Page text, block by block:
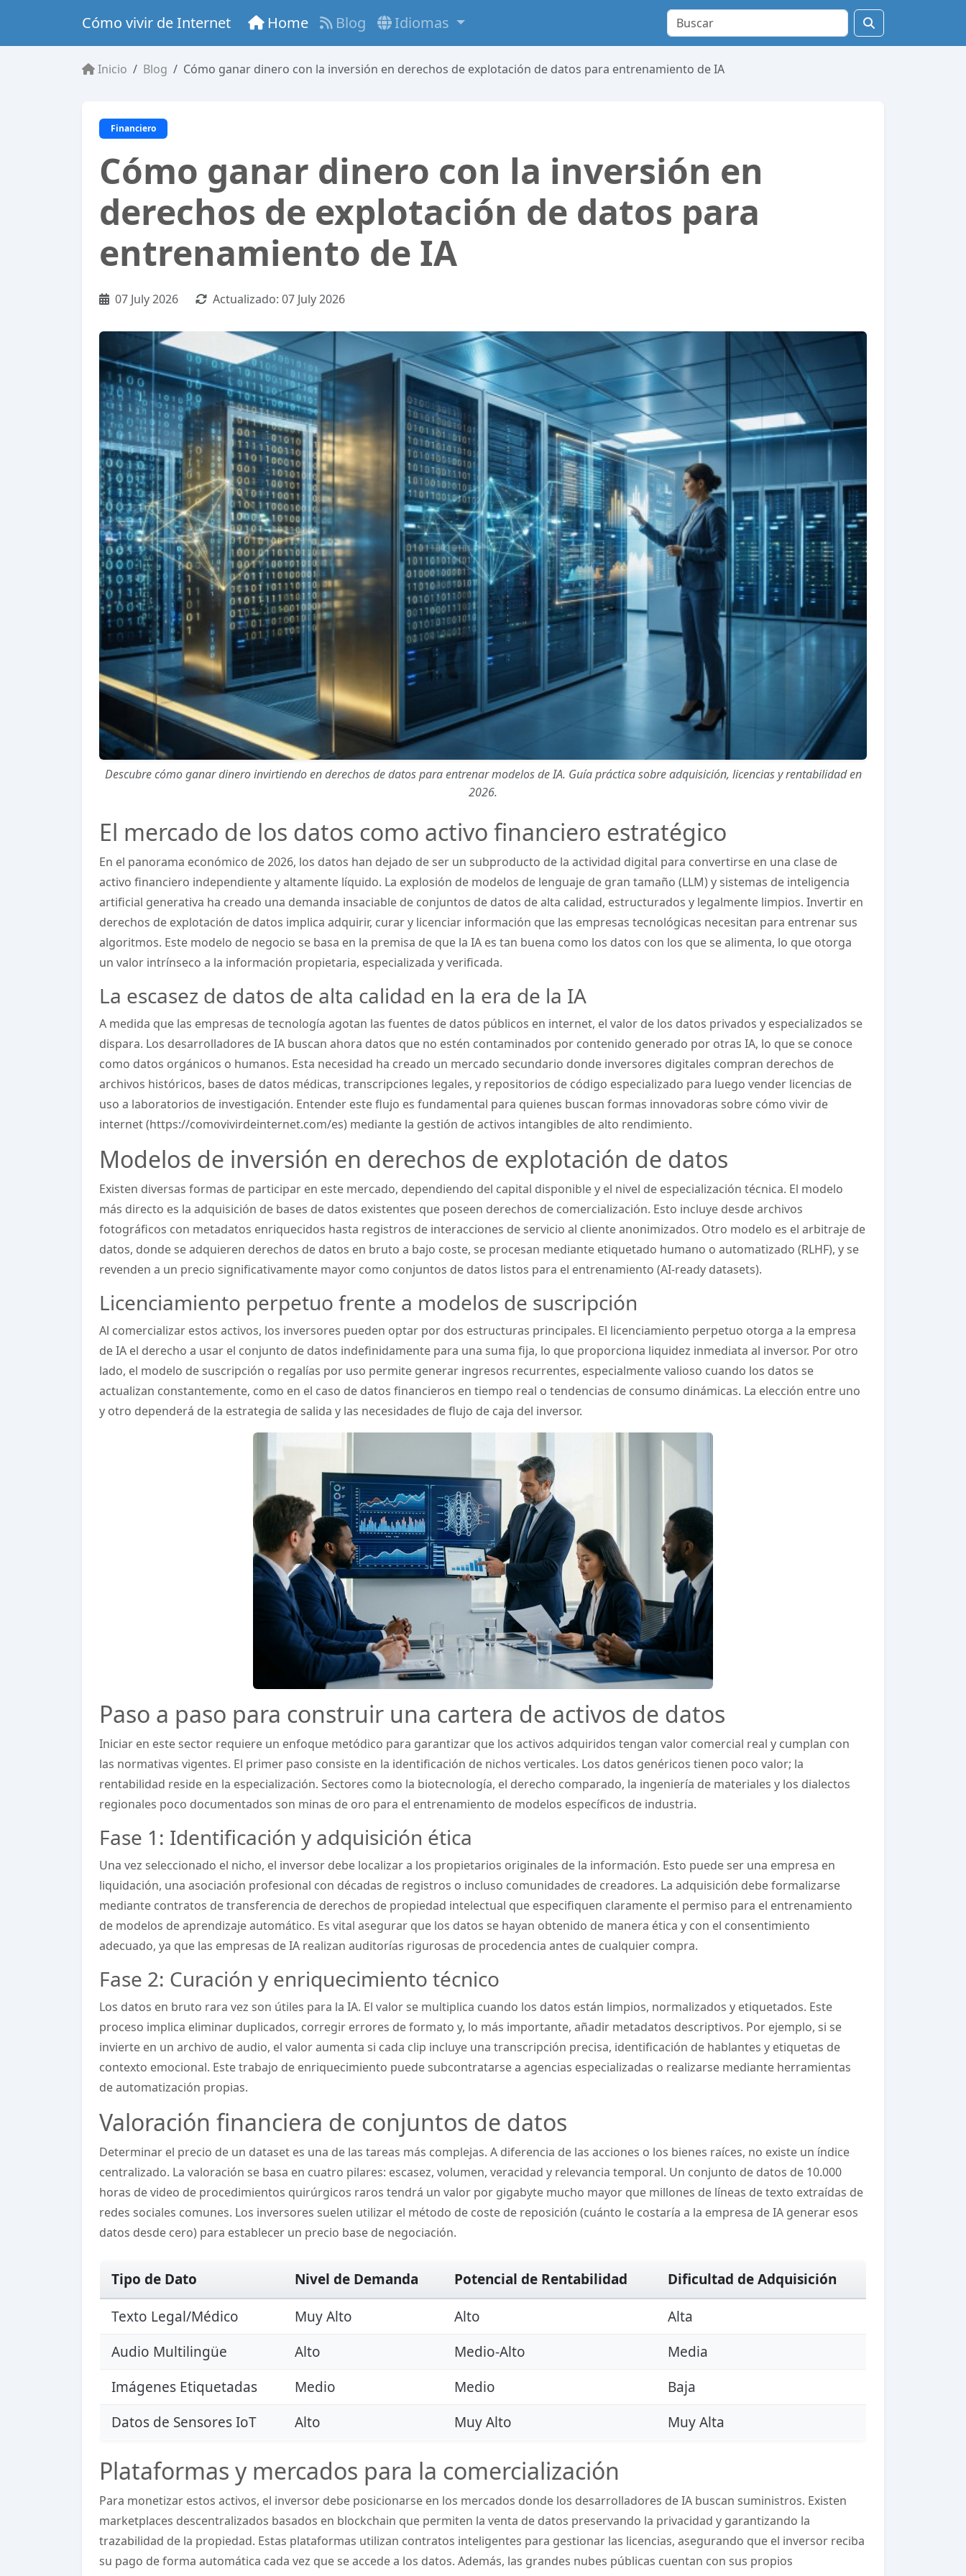
Cómo vivir de Internet Home Blog Idiomas
Inicio Blog Cómo ganar dinero con la inversión en derechos de explotación de datos para entrenamiento de IA
Financiero
Cómo ganar dinero con la inversión en
derechos de explotación de datos para
entrenamiento de IA
07 July 2026 Actualizado: 07 July 2026
Descubre cómo ganar dinero invirtiendo en derechos de datos para entrenar modelos de IA. Guía práctica sobre adquisición, licencias y rentabilidad en
2026.
El mercado de los datos como activo financiero estratégico
En el panorama económico de 2026, los datos han dejado de ser un subproducto de la actividad digital para convertirse en una clase de
activo financiero independiente y altamente líquido. La explosión de modelos de lenguaje de gran tamaño (LLM) y sistemas de inteligencia
artificial generativa ha creado una demanda insaciable de conjuntos de datos de alta calidad, estructurados y legalmente limpios. Invertir en
derechos de explotación de datos implica adquirir, curar y licenciar información que las empresas tecnológicas necesitan para entrenar sus
algoritmos. Este modelo de negocio se basa en la premisa de que la IA es tan buena como los datos con los que se alimenta, lo que otorga
un valor intrínseco a la información propietaria, especializada y verificada.
La escasez de datos de alta calidad en la era de la IA
A medida que las empresas de tecnología agotan las fuentes de datos públicos en internet, el valor de los datos privados y especializados se
dispara. Los desarrolladores de IA buscan ahora datos que no estén contaminados por contenido generado por otras IA, lo que se conoce
como datos orgánicos o humanos. Esta necesidad ha creado un mercado secundario donde inversores digitales compran derechos de
archivos históricos, bases de datos médicas, transcripciones legales, y repositorios de código especializado para luego vender licencias de
uso a laboratorios de investigación. Entender este flujo es fundamental para quienes buscan formas innovadoras sobre cómo vivir de
internet (https://comovivirdeinternet.com/es) mediante la gestión de activos intangibles de alto rendimiento.
Modelos de inversión en derechos de explotación de datos
Existen diversas formas de participar en este mercado, dependiendo del capital disponible y el nivel de especialización técnica. El modelo
más directo es la adquisición de bases de datos existentes que poseen derechos de comercialización. Esto incluye desde archivos
fotográficos con metadatos enriquecidos hasta registros de interacciones de servicio al cliente anonimizados. Otro modelo es el arbitraje de
datos, donde se adquieren derechos de datos en bruto a bajo coste, se procesan mediante etiquetado humano o automatizado (RLHF), y se
revenden a un precio significativamente mayor como conjuntos de datos listos para el entrenamiento (AI-ready datasets).
Licenciamiento perpetuo frente a modelos de suscripción
Al comercializar estos activos, los inversores pueden optar por dos estructuras principales. El licenciamiento perpetuo otorga a la empresa
de IA el derecho a usar el conjunto de datos indefinidamente para una suma fija, lo que proporciona liquidez inmediata al inversor. Por otro
lado, el modelo de suscripción o regalías por uso permite generar ingresos recurrentes, especialmente valioso cuando los datos se
actualizan constantemente, como en el caso de datos financieros en tiempo real o tendencias de consumo dinámicas. La elección entre uno
y otro dependerá de la estrategia de salida y las necesidades de flujo de caja del inversor.
Paso a paso para construir una cartera de activos de datos
Iniciar en este sector requiere un enfoque metódico para garantizar que los activos adquiridos tengan valor comercial real y cumplan con
las normativas vigentes. El primer paso consiste en la identificación de nichos verticales. Los datos genéricos tienen poco valor; la
rentabilidad reside en la especialización. Sectores como la biotecnología, el derecho comparado, la ingeniería de materiales y los dialectos
regionales poco documentados son minas de oro para el entrenamiento de modelos específicos de industria.
Fase 1: Identificación y adquisición ética
Una vez seleccionado el nicho, el inversor debe localizar a los propietarios originales de la información. Esto puede ser una empresa en
liquidación, una asociación profesional con décadas de registros o incluso comunidades de creadores. La adquisición debe formalizarse
mediante contratos de transferencia de derechos de propiedad intelectual que especifiquen claramente el permiso para el entrenamiento
de modelos de aprendizaje automático. Es vital asegurar que los datos se hayan obtenido de manera ética y con el consentimiento
adecuado, ya que las empresas de IA realizan auditorías rigurosas de procedencia antes de cualquier compra.
Fase 2: Curación y enriquecimiento técnico
Los datos en bruto rara vez son útiles para la IA. El valor se multiplica cuando los datos están limpios, normalizados y etiquetados. Este
proceso implica eliminar duplicados, corregir errores de formato y, lo más importante, añadir metadatos descriptivos. Por ejemplo, si se
invierte en un archivo de audio, el valor aumenta si cada clip incluye una transcripción precisa, identificación de hablantes y etiquetas de
contexto emocional. Este trabajo de enriquecimiento puede subcontratarse a agencias especializadas o realizarse mediante herramientas
de automatización propias.
Valoración financiera de conjuntos de datos
Determinar el precio de un dataset es una de las tareas más complejas. A diferencia de las acciones o los bienes raíces, no existe un índice
centralizado. La valoración se basa en cuatro pilares: escasez, volumen, veracidad y relevancia temporal. Un conjunto de datos de 10.000
horas de video de procedimientos quirúrgicos raros tendrá un valor por gigabyte mucho mayor que millones de líneas de texto extraídas de
redes sociales comunes. Los inversores suelen utilizar el método de coste de reposición (cuánto le costaría a la empresa de IA generar esos
datos desde cero) para establecer un precio base de negociación.
Tipo de Dato Nivel de Demanda Potencial de Rentabilidad
Dificultad de Adquisición
Texto Legal/Médico
Muy Alto Alto
Alta
Audio Multilingüe
Alto Medio-Alto
Media
Imágenes Etiquetadas
Medio Medio
Baja
Datos de Sensores IoT
Alto Muy Alto Muy Alta
Plataformas y mercados para la comercialización
Para monetizar estos activos, el inversor debe posicionarse en los mercados donde los desarrolladores de IA buscan suministros. Existen
marketplaces descentralizados basados en blockchain que permiten la venta de datos preservando la privacidad y garantizando la
trazabilidad de la propiedad. Estas plataformas utilizan contratos inteligentes para gestionar las licencias, asegurando que el inversor reciba
su pago de forma automática cada vez que se accede a los datos. Además, las grandes nubes públicas cuentan con sus propios